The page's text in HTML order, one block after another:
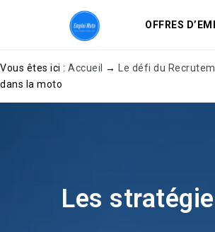
OFFRES
Vous êtes ici : Accueil → Le défi du
dans la moto
Les